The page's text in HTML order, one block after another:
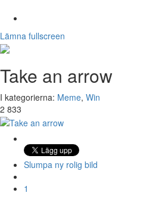
Lämna fullscreen
Take an arrow
I kategorierna: Meme, Win
2 833
Slumpa ny rolig bild
1